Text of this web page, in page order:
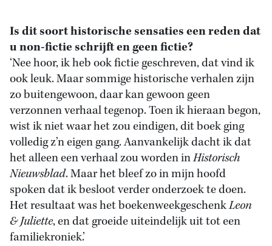
Is dit soort historische sensaties een reden dat
u non-fictie schrijft en geen fictie?
‘Nee hoor, ik heb ook fictie geschreven, dat vind ik
ook leuk. Maar sommige historische verhalen zijn
zo buitengewoon, daar kan gewoon geen
verzonnen verhaal tegenop. Toen ik hieraan begon,
wist ik niet waar het zou eindigen, dit boek ging
volledig z’n eigen gang. Aanvankelijk dacht ik dat
het alleen een verhaal zou worden inHistorisch
Nieuwsblad. Maar het bleef zo in mijn hoofd
spoken dat ik besloot verder onderzoek te doen.
Het resultaat was het boekenweekgeschenkLeon
& Juliette, en dat groeide uiteindelijk uit tot een
familiekroniek.’